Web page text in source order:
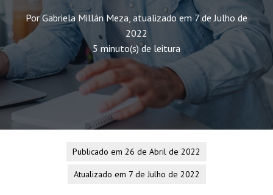
Por Gabriela Millán Meza, atualizado em 7 de Julho de
2022
5 minuto(s) de leitura
Publicado em 26 de Abril de 2022
Atualizado em 7 de Julho de 2022